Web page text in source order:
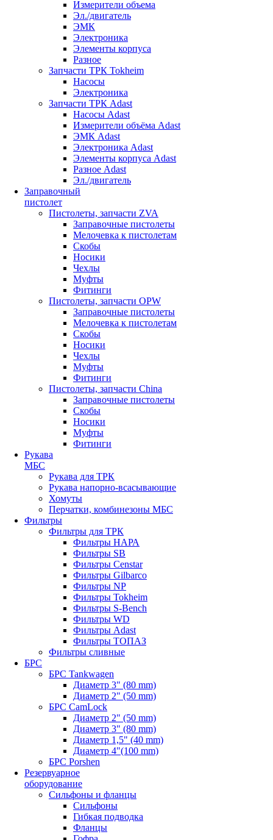
Измерители объема
Эл./двигатель
ЭМК
Электроника
Элементы корпуса
Разное
Запчасти ТРК Tokheim
Насосы
Электроника
Запчасти ТРК Adast
Насосы Adast
Измерители объёма Adast
ЭМК Adast
Электроника Adast
Элементы корпуса Adast
Разное Adast
Эл./двигатель
Заправочный
пистолет
Пистолеты, запчасти ZVA
Заправочные пистолеты
Мелочевка к пистолетам
Скобы
Носики
Чехлы
Муфты
Фитинги
Пистолеты, запчасти OPW
Заправочные пистолеты
Мелочевка к пистолетам
Скобы
Носики
Чехлы
Муфты
Фитинги
Пистолеты, запчасти China
Заправочные пистолеты
Скобы
Носики
Муфты
Фитинги
Рукава
МБС
Рукава для ТРК
Рукава напорно-всасывающие
Хомуты
Перчатки, комбинезоны МБС
Фильтры
Фильтры для ТРК
Фильтры НАРА
Фильтры SB
Фильтры Censtar
Фильтры Gilbarco
Фильтры NP
Фильтры Tokheim
Фильтры S-Bench
Фильтры WD
Фильтры Adast
Фильтры ТОПАЗ
Фильтры сливные
БРС
БРС Tankwagen
Диаметр 3" (80 mm)
Диаметр 2" (50 mm)
БРС CamLock
Диаметр 2" (50 mm)
Диаметр 3" (80 mm)
Диаметр 1,5" (40 mm)
Диаметр 4"(100 mm)
БРС Porshen
Резервуарное
оборудование
Сильфоны и фланцы
Сильфоны
Гибкая подводка
Фланцы